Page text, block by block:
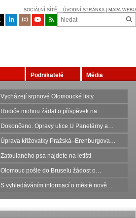
SOCIÁLNÍ SÍTĚ ÚVODNÍ STRÁNKA MAPA WEBU
Podnikatelé Média
Vycházejí srpnové Olomoucké listy
Rodiče mohou žádat o příspěvek na…
Dokončeno. Opravy ulice U Panelárny a…
Úprava křižovatky Pražská–Erenburgova…
Zatoulaného psa najdete na letišti
Olomouc pošle do Bruselu žádost o…
S vyhledáváním informací o městě nově…